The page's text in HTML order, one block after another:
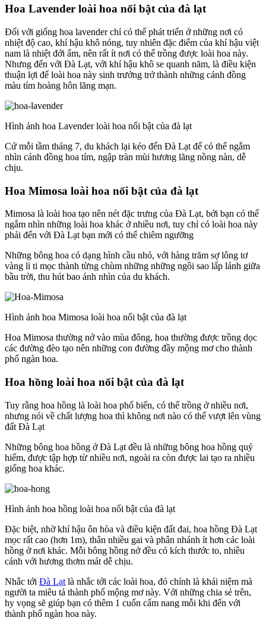
Hoa Lavender loài hoa nổi bật của đà lạt
Đối với giống hoa lavender chỉ có thể phát triển ở những nơi có
nhiệt độ cao, khí hậu khô nóng, tuy nhiên đặc điểm của khí hậu việt
nam là nhiệt đới ẩm, nên rất ít nơi có thể trồng được loài hoa này.
Nhưng đến với Đà Lạt, với khí hậu khô se quanh năm, là điều kiện
thuận lợi để loài hoa này sinh trưởng trở thành những cánh đồng
màu tím hoàng hôn lãng mạn.
Hình ảnh hoa Lavender loài hoa nổi bật của đà lạt
Cứ mỗi tầm tháng 7, du khách lại kéo đến Đà Lạt để có thể ngắm
nhìn cánh đồng hoa tím, ngập tràn mùi hương lãng nồng nàn, dễ
chịu.
Hoa Mimosa loài hoa nổi bật của đà lạt
Mimosa là loài hoa tạo nên nét đặc trưng của Đà Lạt, bởi bạn có thể
ngắm nhìn những loài hoa khác ở nhiều nơi, tuy chỉ có loài hoa này
phải đến với Đà Lạt bạn mới có thể chiêm ngưỡng
Những bông hoa có dạng hình cầu nhỏ, với hàng trăm sợ lông tơ
vàng li ti mọc thành từng chùm những những ngôi sao lấp lánh giữa
bầu trời, thu hút bao ánh nhìn của du khách.
Hình ảnh hoa Mimosa loài hoa nổi bật của đà lạt
Hoa Mimosa thường nở vào mùa đông, hoa thường được trồng dọc
các đường đèo tạo nên những con đường đầy mộng mơ cho thành
phố ngàn hoa.
Hoa hồng loài hoa nổi bật của đà lạt
Tuy rằng hoa hồng là loài hoa phổ biến, có thể trồng ở nhiều nơi,
nhưng nói về chất lượng hoa thì không nơi nào có thể vượt lên vùng
đất Đà Lạt
Những bông hoa hồng ở Đà Lạt đều là những bông hoa hồng quý
hiếm, được tập hợp từ nhiều nơi, ngoài ra còn được lai tạo ra nhiều
giống hoa khác.
Hình ảnh hoa hồng loài hoa nổi bật của đà lạt
Đặc biệt, nhờ khí hậu ôn hòa và điều kiện đất đai, hoa hồng Đà Lạt
mọc rất cao (hơn 1m), thân nhiều gai và phân nhánh ít hơn các loài
hồng ở nơi khác. Mỗi bông hồng nở đều có kích thước to, nhiều
cánh với hương thơm mát dễ chịu.
Nhắc tới Đà Lạt là nhắc tới các loài hoa, đó chính là khái niệm mà
người ta miêu tả thành phố mộng mơ này. Với những chia sẻ trên,
hy vọng sẽ giúp bạn có thêm 1 cuốn cẩm nang mỗi khi đến với
thành phố ngàn hoa này.